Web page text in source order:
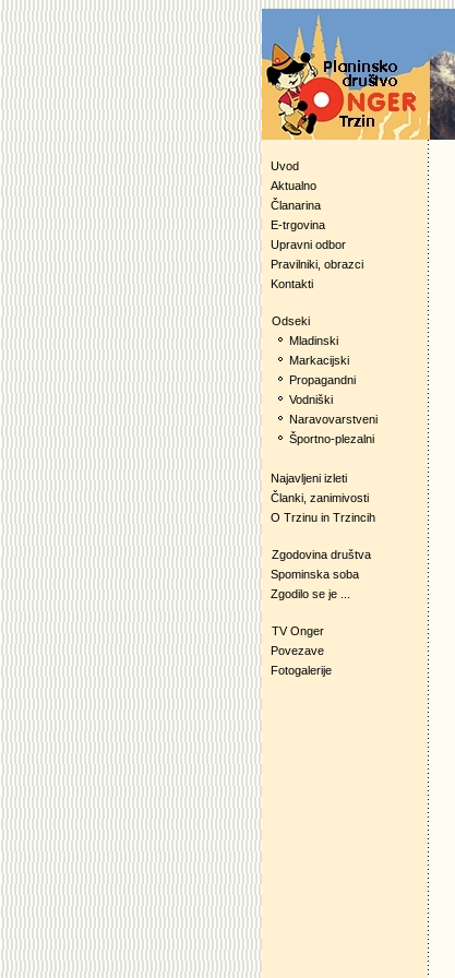
Uvod
Aktualno
Članarina
E-trgovina
Upravni odbor
Pravilniki, obrazci
Kontakti
Odseki
Mladinski
Markacijski
Propagandni
Vodniški
Naravovarstveni
Športno-plezalni
Najavljeni izleti
Članki, zanimivosti
O Trzinu in Trzincih
Zgodovina društva
Spominska soba
Zgodilo se je ...
TV Onger
Povezave
Fotogalerije